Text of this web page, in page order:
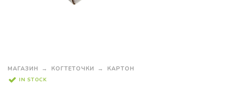
МАГАЗИН КОГТЕТОЧКИ КАРТОН
IN STOCK